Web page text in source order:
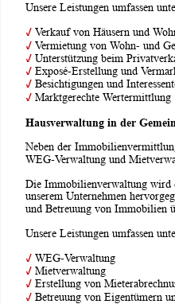
Unsere Leistungen umfassen
✓ Verkauf von Häusern und
✓ Vermietung von Wohn- und
✓ Unterstützung beim
✓ Exposé-Erstellung und
✓ Besichtigungen und
✓ Marktgerechte Wertermittlung
Hausverwaltung in der
Neben der
WEG-Verwaltung und
Die Immobilienverwaltung wird
unserem Unternehmen
und Betreuung von Immobilien
Unsere Leistungen umfassen
✓ WEG-Verwaltung
✓ Mietverwaltung
✓ Erstellung von
✓ Betreuung von Eigentümern